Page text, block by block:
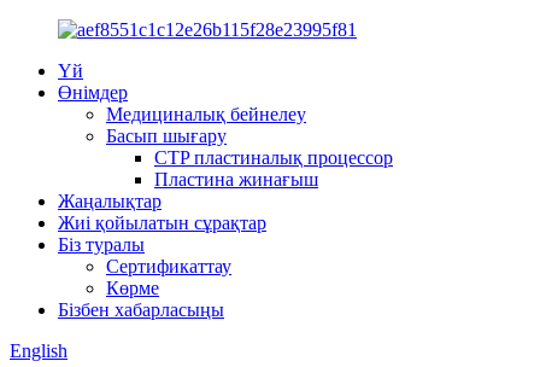
Үй
Өнімдер
Медициналық бейнелеу
Басып шығару
CTP пластиналық процессор
Пластина жинағыш
Жаңалықтар
Жиі қойылатын сұрақтар
Біз туралы
Сертификаттау
Көрме
Бізбен хабарласыңы
English